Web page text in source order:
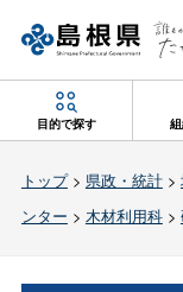
目的で探す
トップ> 県政・統計>
ンター > 木材利用科>